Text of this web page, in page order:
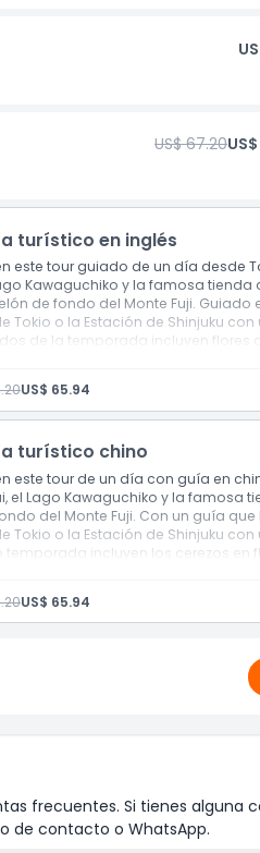
US$ 67.20
turístico en inglés
este tour guiado de un día desde
Kawaguchiko y la famosa tienda
de fondo del Monte Fuji. Guiado
o la Estación de Shinjuku con
de la temporada incluyen flores
lugar de encuentro
US$ 65.94
turístico chino
este tour de un día con guía en
el Lago Kawaguchiko y la famosa
del Monte Fuji. Con un guía
o la Estación de Shinjuku con
incluyen los cerezos en
US$ 65.94
frecuentes. Si tienes
de contacto o WhatsApp.